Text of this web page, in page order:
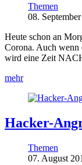
Themen
08.
Heute schon an
Corona. Auch wenn
wird eine Zeit
mehr
Hacker-
Themen
07. August